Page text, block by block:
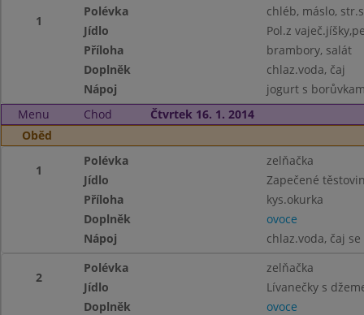
1
Polévka
chléb, máslo,
Jídlo
Pol.z
Příloha
brambory, salát
Doplněk
chlaz.voda, čaj
Nápoj
jogurt s
Menu
Chod
Čtvrtek 16. 1. 2014
Oběd
1
Polévka
zelňačka
Jídlo
Zapečené
Příloha
kys.okurka
Doplněk
ovoce
Nápoj
chlaz.voda, čaj
2
Polévka
zelňačka
Jídlo
Lívanečky s
Doplněk
ovoce